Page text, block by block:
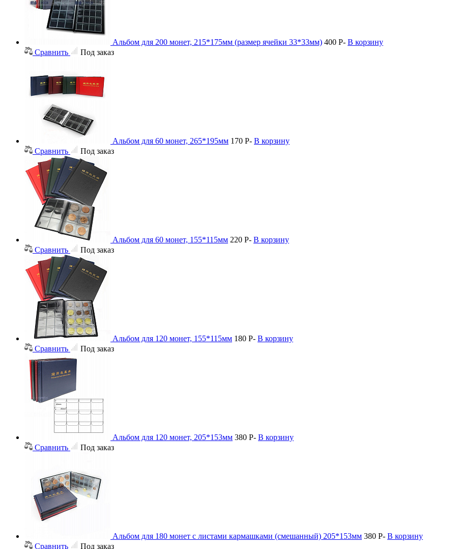
Альбом для 200 монет, 215*175мм (размер ячейки 33*33мм) 400 Р- В корзину
Сравнить
Под заказ
Альбом для 60 монет, 265*195мм 170 Р- В корзину
Сравнить
Под заказ
Альбом для 60 монет, 155*115мм 220 Р- В корзину
Сравнить
Под заказ
Альбом для 120 монет, 155*115мм 180 Р- В корзину
Сравнить
Под заказ
Альбом для 120 монет, 205*153мм 380 Р- В корзину
Сравнить
Под заказ
Альбом для 180 монет с листами кармашками (смешанный) 205*153мм 380 Р- В корзину
Сравнить
Под заказ